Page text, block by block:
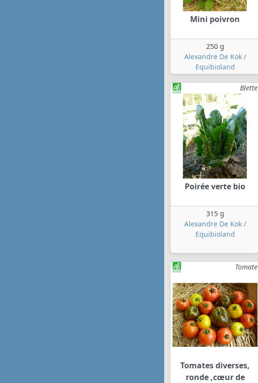
Mini poivron
250 g
Alexandre De Kok /
Equibioland
Blette
Poirée verte bio
315 g
Alexandre De Kok /
Equibioland
Tomate
Tomates diverses,
ronde ,cœur de